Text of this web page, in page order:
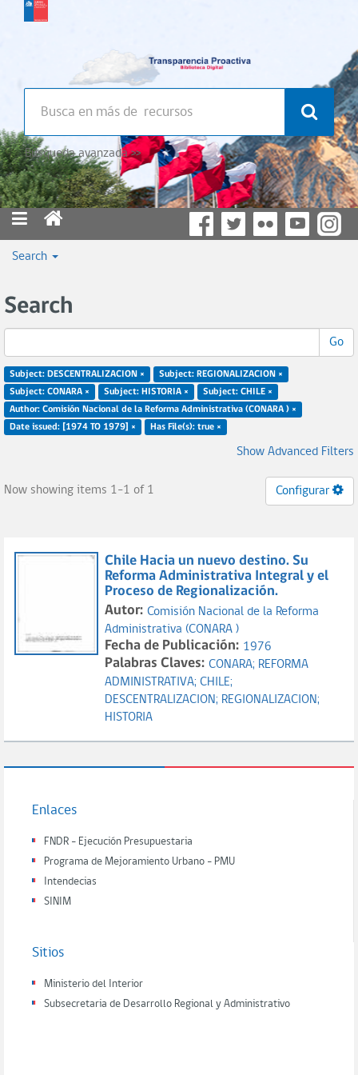
Búsqueda avanzada >>
Search
Search
Go
Subject: DESCENTRALIZACION ×
Subject: REGIONALIZACION ×
Subject: CONARA ×
Subject: HISTORIA ×
Subject: CHILE ×
Author: Comisión Nacional de la Reforma Administrativa (CONARA ) ×
Date issued: [1974 TO 1979] ×
Has File(s): true ×
Show Advanced Filters
Now showing items 1-1 of 1 Configurar
Chile Hacia un nuevo destino. Su
Reforma Administrativa Integral y el
Proceso de Regionalización.
Autor: Comisión Nacional de la Reforma
Administrativa (CONARA )
Fecha de Publicación: 1976
Palabras Claves: CONARA; REFORMA
ADMINISTRATIVA; CHILE;
DESCENTRALIZACION; REGIONALIZACION;
HISTORIA
Enlaces
FNDR - Ejecución Presupuestaria
Programa de Mejoramiento Urbano - PMU
Intendecias
SINIM
Sitios
Ministerio del Interior
Subsecretaria de Desarrollo Regional y Administrativo